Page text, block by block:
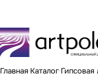
Главная Каталог Гипсовая